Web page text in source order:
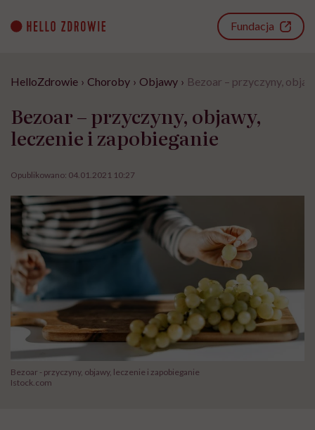
content
Fundacja
HelloZdrowie › Choroby › Objawy › Bezoar – przyczyny,
Bezoar – przyczyny, objawy,
leczenie i zapobieganie
Opublikowano: 04.01.2021 10:27
Bezoar - przyczyny, objawy, leczenie i zapobieganie
Istock.com